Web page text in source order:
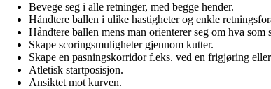
Bevege seg i alle retninger, med begge hender.
Håndtere ballen i ulike hastigheter og enkle
Håndtere ballen mens man orienterer seg om hva
Skape scoringsmuligheter gjennom kutter.
Skape en pasningskorridor f.eks. ved en frigjøring
Atletisk startposisjon.
Ansiktet mot kurven.